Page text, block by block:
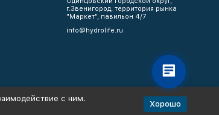
г.Звенигород, территория рынка
"Маркет", павильон 4/7
info@hydrolife.ru
с ним.
Хорошо